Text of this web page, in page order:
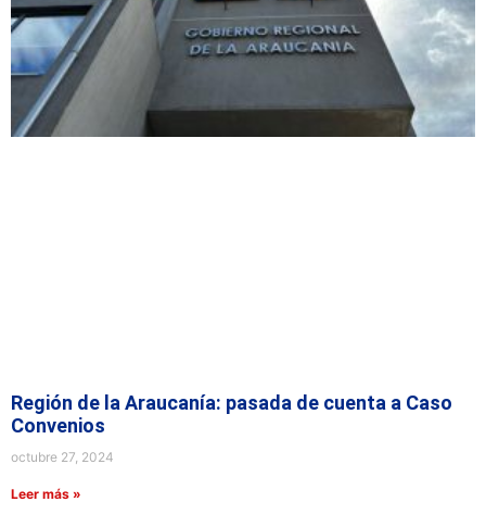
Región de la Araucanía: pasada de cuenta a Caso
Convenios
octubre 27, 2024
Leer más »